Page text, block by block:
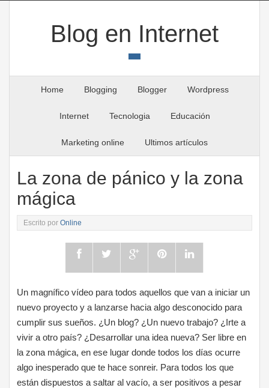
Blog en Internet
Home Blogging Blogger Wordpress
Internet Tecnologia Educación
Marketing online Ultimos artículos
La zona de pánico y la zona
mágica
Escrito porOnline
Un magnífico vídeo para todos aquellos que van a iniciar un
nuevo proyecto y a lanzarse hacia algo desconocido para
cumplir sus sueños. ¿Un blog? ¿Un nuevo trabajo? ¿Irte a
vivir a otro país? ¿Desarrollar una idea nueva? Ser libre en
la zona mágica, en ese lugar donde todos los días ocurre
algo inesperado que te hace sonreir. Para todos los que
están dispuestos a saltar al vacío, a ser positivos a pesar